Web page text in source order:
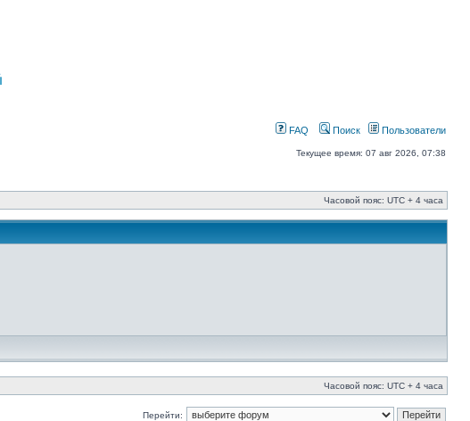
FAQ Поиск Пользователи
Текущее время: 07 авг 2026, 07:38
Часовой пояс: UTC + 4 часа
Часовой пояс: UTC + 4 часа
Перейти: